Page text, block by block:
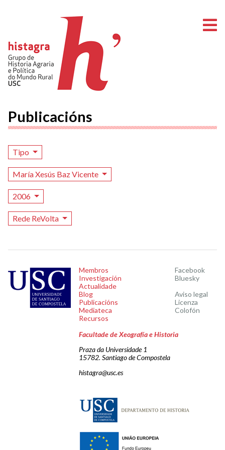
Publicacións
Tipo
María Xesús Baz Vicente
2006
Rede ReVolta
Membros
Investigación
Actualidade
Blog
Publicacións
Mediateca
Recursos
Facebook
Bluesky
Aviso legal
Licenza
Colofón
Facultade de Xeografía e Historia
Praza da Universidade 1
15782. Santiago de Compostela
histagra@usc.es